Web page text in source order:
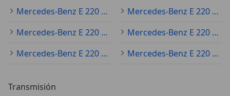
Mercedes-Benz E 220 gris
Mercedes-Benz E 220 negro
Mercedes-Benz E 220 blanco
Mercedes-Benz E 220 azul
Mercedes-Benz E 220 plateado
Mercedes-Benz E 220 beige
Transmisión